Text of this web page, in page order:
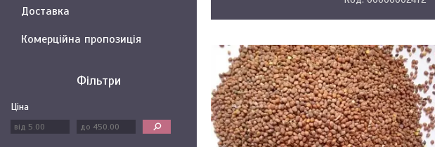
Доставка
Комерційна пропозиція
Фільтри
Ціна